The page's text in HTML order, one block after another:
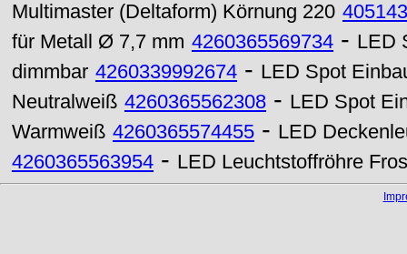
Multimaster (Deltaform) Körnung 220
für Metall Ø 7,7 mm 4260365569734 - LED
dimmbar 4260339992674 - LED Spot
Neutralweiß 4260365562308 - LED Spot
Warmweiß 4260365574455 - LED
4260365563954 - LED Leuchtstoffröhre